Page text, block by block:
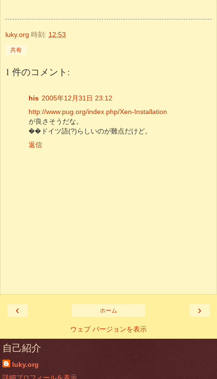
luky.org 時刻: 12:53
共有
1 件のコメント:
his 2005年12月31日 23:12
http://www.pug.org/index.php/Xen-Installation
が良さそうだな。
��ドイツ語(?)らしいのが難点だけど。
返信
‹ ›
ホーム
ウェブ バージョンを表示
自己紹介
luky.org